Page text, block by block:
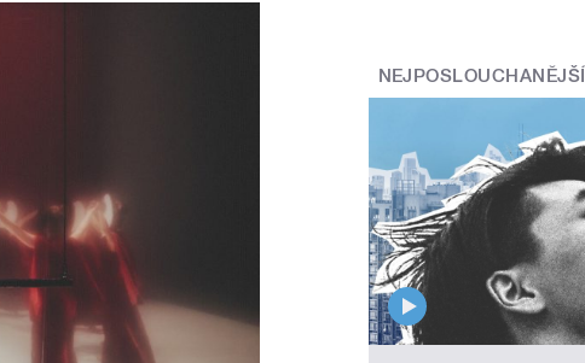
NEJPOSLOUCHANĚJŠÍ